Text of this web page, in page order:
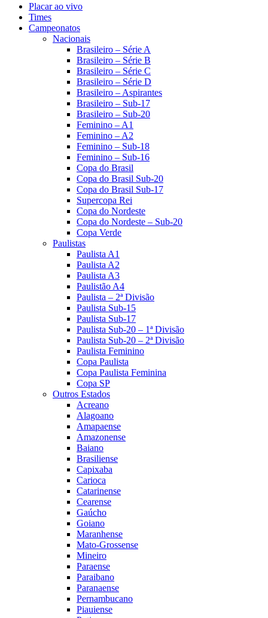
Placar ao vivo
Times
Campeonatos
Nacionais
Brasileiro – Série A
Brasileiro – Série B
Brasileiro – Série C
Brasileiro – Série D
Brasileiro – Aspirantes
Brasileiro – Sub-17
Brasileiro – Sub-20
Feminino – A1
Feminino – A2
Feminino – Sub-18
Feminino – Sub-16
Copa do Brasil
Copa do Brasil Sub-20
Copa do Brasil Sub-17
Supercopa Rei
Copa do Nordeste
Copa do Nordeste – Sub-20
Copa Verde
Paulistas
Paulista A1
Paulista A2
Paulista A3
Paulistão A4
Paulista – 2ª Divisão
Paulista Sub-15
Paulista Sub-17
Paulista Sub-20 – 1ª Divisão
Paulista Sub-20 – 2ª Divisão
Paulista Feminino
Copa Paulista
Copa Paulista Feminina
Copa SP
Outros Estados
Acreano
Alagoano
Amapaense
Amazonense
Baiano
Brasiliense
Capixaba
Carioca
Catarinense
Cearense
Gaúcho
Goiano
Maranhense
Mato-Grossense
Mineiro
Paraense
Paraibano
Paranaense
Pernambucano
Piauiense